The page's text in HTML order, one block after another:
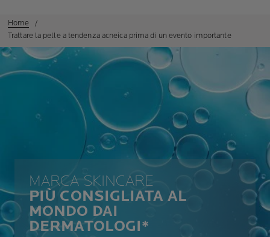
Home
Trattare la pelle a tendenza acneica prima di un evento importante
MARCA SKINCARE
PIÙ CONSIGLIATA AL
MONDO DAI
DERMATOLOGI*